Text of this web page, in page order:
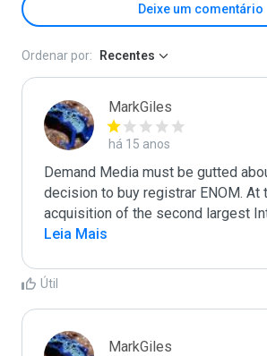
Deixe um comentário
Ordenar por: Recentes
MarkGiles
há 15 anos
Demand Media must be gutted
decision to buy registrar ENOM. At
acquisition of the second largest
Leia Mais
Útil
MarkGiles